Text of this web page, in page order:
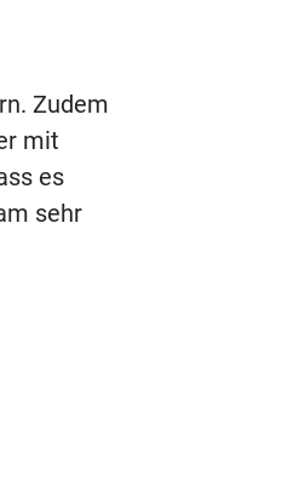
Zudem
mit
es
sehr